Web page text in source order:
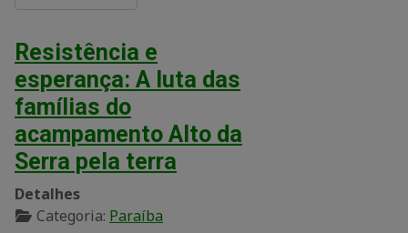
Resistência e
esperança: A luta das
famílias do
acampamento Alto da
Serra pela terra
Detalhes
Categoria: Paraíba